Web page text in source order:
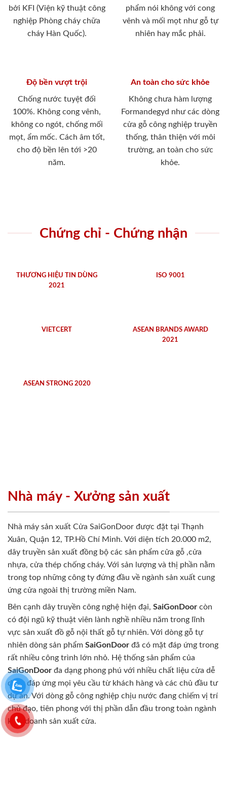
bởi KFI (Viện kỹ thuật công
nghiệp Phòng cháy chữa
cháy Hàn Quốc).
phẩm nói không với cong
vênh và mối mọt như gỗ tự
nhiên hay mắc phải.
Độ bền vượt trội
Chống nước tuyệt đối
100%. Không cong vênh,
không co ngót, chống mối
mọt, ẩm mốc. Cách âm tốt,
cho độ bền lên tới >20
năm.
An toàn cho sức khỏe
Không chưa hàm lượng
Formandegyd như các dòng
cửa gỗ công nghiệp truyền
thống, thân thiện với môi
trường, an toàn cho sức
khỏe.
Chứng chỉ - Chứng nhận
THƯƠNG HIỆU TIN DÙNG
2021
ISO 9001
VIETCERT
ASEAN BRANDS AWARD
2021
ASEAN STRONG 2020
Nhà máy - Xưởng sản xuất
Nhà máy sản xuất Cửa SaiGonDoor được đặt tại Thạnh
Xuân, Quận 12, TP.Hồ Chí Minh. Với diện tích 20.000 m2,
dây truyền sản xuất đồng bộ các sản phẩm cửa gỗ ,cửa
nhựa, cửa thép chống cháy. Với sản lượng và thị phần nằm
trong top những công ty đứng đầu về ngành sản xuất cung
ứng cửa ngoài thị trường miền Nam.
Bên cạnh dây truyền công nghệ hiện đại, SaiGonDoor còn
có đội ngũ kỹ thuật viên lành nghề nhiều năm trong lĩnh
vực sản xuất đồ gỗ nội thất gỗ tự nhiên. Với dòng gỗ tự
nhiên dòng sản phẩm SaiGonDoor đã có mặt đáp ứng trong
rất nhiều công trình lớn nhỏ. Hệ thống sản phẩm của
SaiGonDoor đa dạng phong phú với nhiều chất liệu cửa dễ
dàng đáp ứng mọi yêu cầu từ khách hàng và các chủ đầu tư
dự án. Với dòng gỗ công nghiệp chịu nước đang chiếm vị trí
chủ đạo, tiên phong với thị phần dẫn đầu trong toàn ngành
kinh doanh sản xuất cửa.